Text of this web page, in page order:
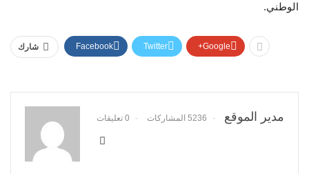
الوطني.
شارك Facebook Twitter Google+
مدير الموقع 5236 المشاركات 0 تعليقات